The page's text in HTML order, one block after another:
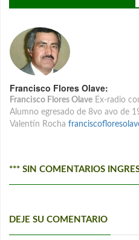
Francisco Flores Olave:
Francisco Flores Olave Ex-radio
Alumno egresado de 8vo avo de
Valentín Rocha
*** SIN COMENTARIOS
DEJE SU COMENTARIO